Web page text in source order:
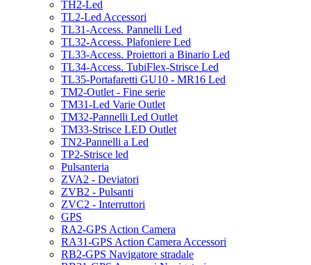
TH2-Led
TL2-Led Accessori
TL31-Access. Pannelli Led
TL32-Access. Plafoniere Led
TL33-Access. Proiettori a Binario Led
TL34-Access. TubiFlex-Strisce Led
TL35-Portafaretti GU10 - MR16 Led
TM2-Outlet - Fine serie
TM31-Led Varie Outlet
TM32-Pannelli Led Outlet
TM33-Strisce LED Outlet
TN2-Pannelli a Led
TP2-Strisce led
Pulsanteria
ZVA2 - Deviatori
ZVB2 - Pulsanti
ZVC2 - Interruttori
GPS
RA2-GPS Action Camera
RA31-GPS Action Camera Accessori
RB2-GPS Navigatore stradale